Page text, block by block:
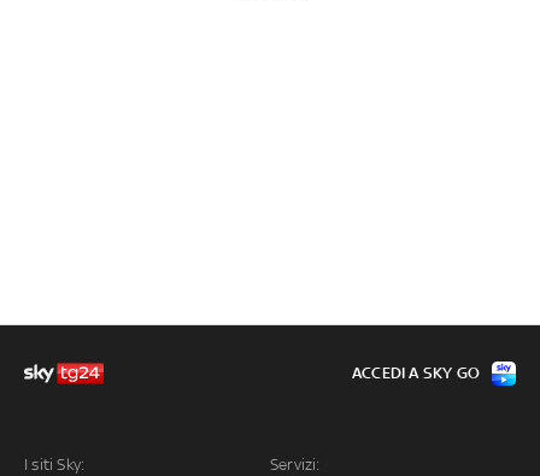
I siti Sky: Servizi:
ACCEDI A SKY GO